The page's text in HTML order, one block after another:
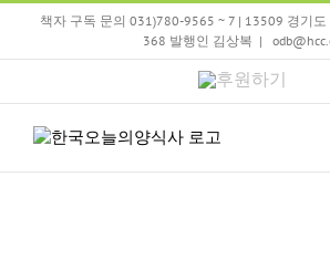
Skip
책자 구독 문의 031)780-9565 ~ 7 | 13509 경기
368 발행인 김상복 |
후
기